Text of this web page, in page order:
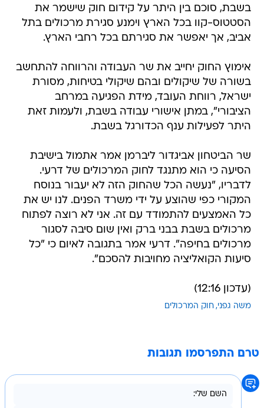
בשבת, סוכם בין היתר על קידום חוק שישמר את
הסטטוס-קוו בכל הארץ וימנע סגירת מרכולים בתל
אביב, אך יאפשר את סגירתם בכל רחבי הארץ.
אימוץ החוק יחייב את שר העבודה והרווחה להתחשב
בשורה של שיקולים ובהם שיקולי בטיחות, מסורת
ישראל, רווחת העובד, מידת הפגיעה במרחב
הציבורי", במתן אישורי עבודה בשבת, ולעמות זאת
היתר לפעילות ענף הכדורגל בשבת.
שר הביטחון אביגדור ליברמן אמר אתמול בישיבת
הסיעה כי הוא מתנגד לחוק המרכולים של דרעי.
לדבריו, "נעשה הכל שהחוק הזה לא יעבור בנוסח
המקורי כפי שהוצע על ידי משרד הפנים. לנו יש את
כל האמצעים להתמודד עם זה. אני לא רוצה לפתוח
מרכולים בשבת בבני ברק ואין שום סיבה לסגור
מרכולים בחיפה". דרעי אמר בתגובה לאיום כי "כל
סיעות הקואליציה מחויבות להסכם".
(עדכון 12:16)
משה גפני חוק המרכולים
טרם התפרסמו תגובות